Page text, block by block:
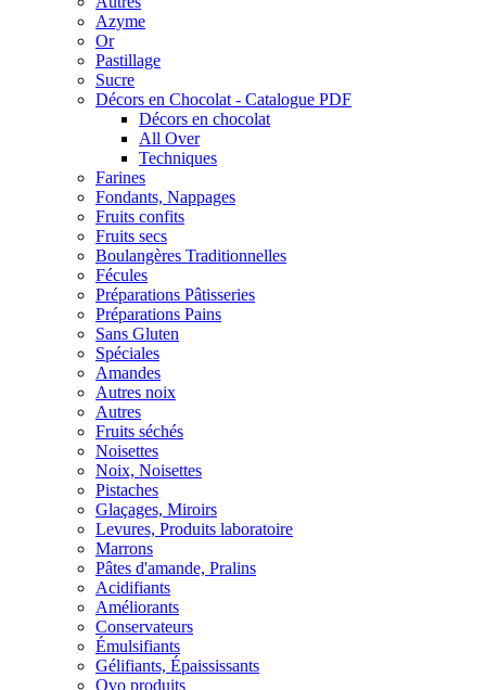
Azyme
Or
Pastillage
Sucre
Décors en Chocolat - Catalogue PDF
Décors en chocolat
All Over
Techniques
Farines
Fondants, Nappages
Fruits confits
Fruits secs
Boulangères Traditionnelles
Fécules
Préparations Pâtisseries
Préparations Pains
Sans Gluten
Spéciales
Amandes
Autres noix
Autres
Fruits séchés
Noisettes
Noix, Noisettes
Pistaches
Glaçages, Miroirs
Levures, Produits laboratoire
Marrons
Pâtes d'amande, Pralins
Acidifiants
Améliorants
Conservateurs
Émulsifiants
Gélifiants, Épaississants
Ovo produits